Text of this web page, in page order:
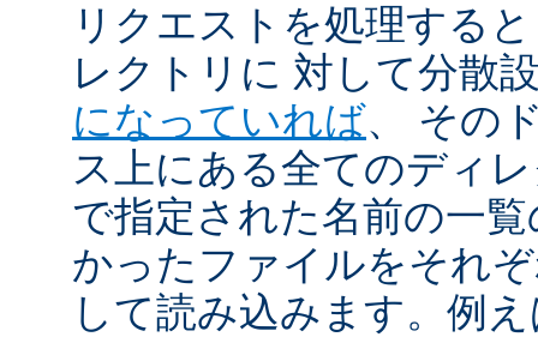
リクエストを処理する
レクトリに 対して分散
になっていれば、 その
ス上にある全てのディ
で指定された名前の一
かったファイルをそれ
して読み込みます。例